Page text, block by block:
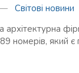
— Світові новини
архітектурна
номерів, який